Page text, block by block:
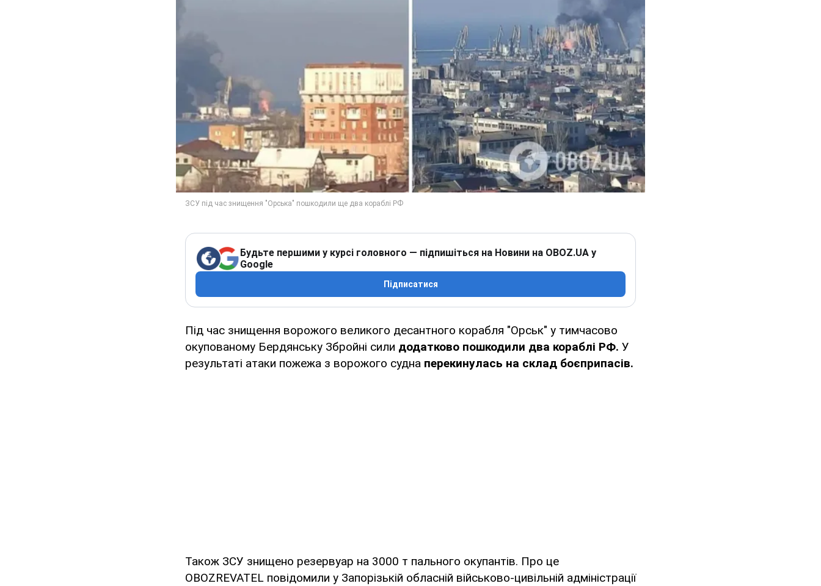
Будьте першими у курсі головного — підпишіться на Новини на OBOZ.UA у
Google
Підписатися
Під час знищення ворожого великого десантного корабля "Орськ" у тимчасово
окупованому Бердянську Збройні сили додатково пошкодили два кораблі РФ. У
результаті атаки пожежа з ворожого судна перекинулась на склад боєприпасів.
Також ЗСУ знищено резервуар на 3000 т пального окупантів. Про це
OBOZREVATEL повідомили у Запорізькій обласній військово-цивільній адміністрації